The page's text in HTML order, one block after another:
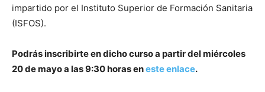
impartido por el Instituto Superior de Formación Sanitaria
(ISFOS).
Podrás inscribirte en dicho curso a partir del miércoles
20 de mayo a las 9:30 horas eneste enlace.